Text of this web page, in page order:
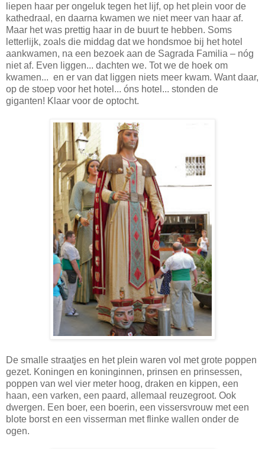
liepen haar per ongeluk tegen het lijf, op het plein voor de
kathedraal, en daarna kwamen we niet meer van haar af.
Maar het was prettig haar in de buurt te hebben. Soms
letterlijk, zoals die middag dat we hondsmoe bij het hotel
aankwamen, na een bezoek aan de Sagrada Familia – nóg
niet af. Even liggen... dachten we. Tot we de hoek om
kwamen... en er van dat liggen niets meer kwam. Want daar,
op de stoep voor het hotel... óns hotel... stonden de
giganten! Klaar voor de optocht.
De smalle straatjes en het plein waren vol met grote poppen
gezet. Koningen en koninginnen, prinsen en prinsessen,
poppen van wel vier meter hoog, draken en kippen, een
haan, een varken, een paard, allemaal reuzegroot. Ook
dwergen. Een boer, een boerin, een vissersvrouw met een
blote borst en een visserman met flinke wallen onder de
ogen.